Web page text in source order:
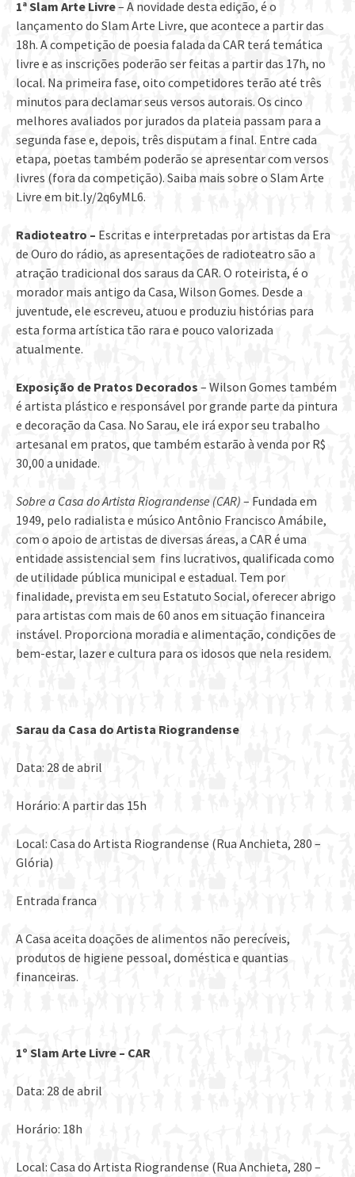
1ª Slam Arte Livre– A novidade desta edição, é o
lançamento do Slam Arte Livre, que acontece a partir das
18h. A competição de poesia falada da CAR terá temática
livre e as inscrições poderão ser feitas a partir das 17h, no
local. Na primeira fase, oito competidores terão até três
minutos para declamar seus versos autorais. Os cinco
melhores avaliados por jurados da plateia passam para a
segunda fase e, depois, três disputam a final. Entre cada
etapa, poetas também poderão se apresentar com versos
livres (fora da competição). Saiba mais sobre o Slam Arte
Livre em bit.ly/2q6yML6.
Radioteatro – Escritas e interpretadas por artistas da Era
de Ouro do rádio, as apresentações de radioteatro são a
atração tradicional dos saraus da CAR. O roteirista, é o
morador mais antigo da Casa, Wilson Gomes. Desde a
juventude, ele escreveu, atuou e produziu histórias para
esta forma artística tão rara e pouco valorizada
atualmente.
Exposição de Pratos Decorados – Wilson Gomes também
é artista plástico e responsável por grande parte da pintura
e decoração da Casa. No Sarau, ele irá expor seu trabalho
artesanal em pratos, que também estarão à venda por R$
30,00 a unidade.
Sobre a Casa do Artista Riograndense (CAR) – Fundada em
1949, pelo radialista e músico Antônio Francisco Amábile,
com o apoio de artistas de diversas áreas, a CAR é uma
entidade assistencial sem fins lucrativos, qualificada como
de utilidade pública municipal e estadual. Tem por
finalidade, prevista em seu Estatuto Social, oferecer abrigo
para artistas com mais de 60 anos em situação financeira
instável. Proporciona moradia e alimentação, condições de
bem-estar, lazer e cultura para os idosos que nela residem.
Sarau da Casa do Artista Riograndense
Data: 28 de abril
Horário: A partir das 15h
Local: Casa do Artista Riograndense (Rua Anchieta, 280 –
Glória)
Entrada franca
A Casa aceita doações de alimentos não perecíveis,
produtos de higiene pessoal, doméstica e quantias
financeiras.
1º Slam Arte Livre – CAR
Data: 28 de abril
Horário: 18h
Local: Casa do Artista Riograndense (Rua Anchieta, 280 –